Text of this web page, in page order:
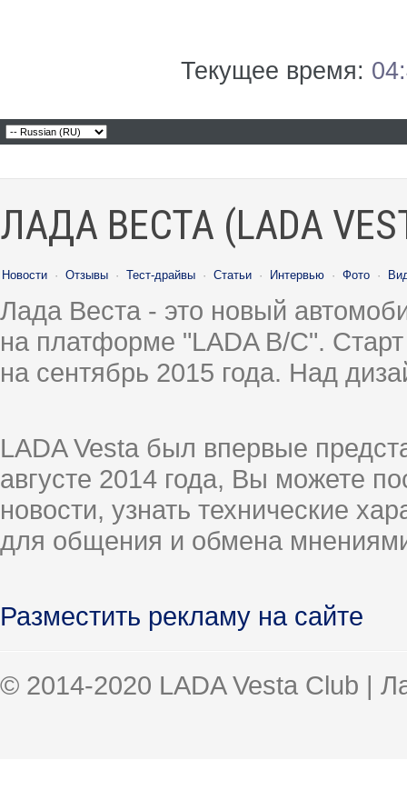
Текущее время:
ЛАДА ВЕСТА (LADA
Новости · Отзывы · Тест-драйвы · Статьи · Интервью · Фото ·
Лада Веста - это новый
на платформе "LADA B/C".
на сентябрь 2015 года. Над
LADA Vesta был впервые
августе 2014 года, Вы можете
новости, узнать технические
для общения и обмена
Разместить рекламу на сайте
© 2014-2020 LADA Vesta Club |